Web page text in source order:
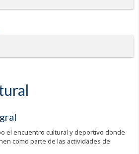
el encuentro cultural y deportivo donde
como parte de las actividades de